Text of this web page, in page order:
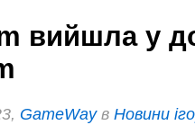
вийшла у
GameWayв Новини